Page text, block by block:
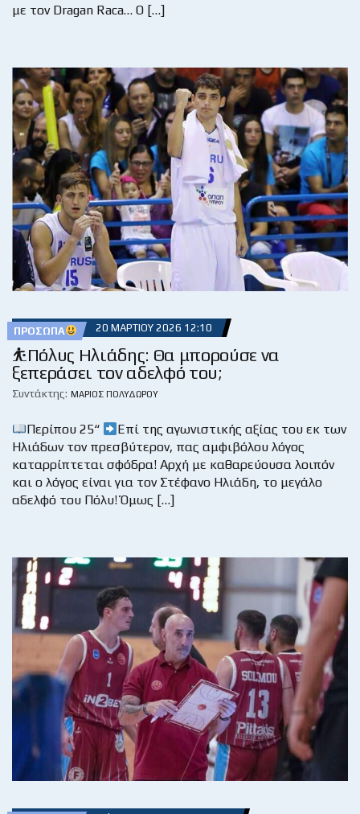
με τον Dragan Raca… Ο […]
ΠΡΌΣΩΠΑ 20 ΜΑΡΤΊΟΥ 2026 12:10
⛹️Πόλυς Ηλιάδης: Θα μπορούσε να
ξεπεράσει τον αδελφό του;
Συντάκτης: ΜΆΡΙΟΣ ΠΟΛΥΔΏΡΟΥ
Περίπου 25“
Επί της αγωνιστικής αξίας του εκ των
Ηλιάδων τον πρεσβύτερον, πας αμφιβόλου λόγος
καταρρίπτεται σφόδρα! Αρχή με καθαρεύουσα λοιπόν
και ο λόγος είναι για τον Στέφανο Ηλιάδη, το μεγάλο
αδελφό του Πόλυ! Όμως […]